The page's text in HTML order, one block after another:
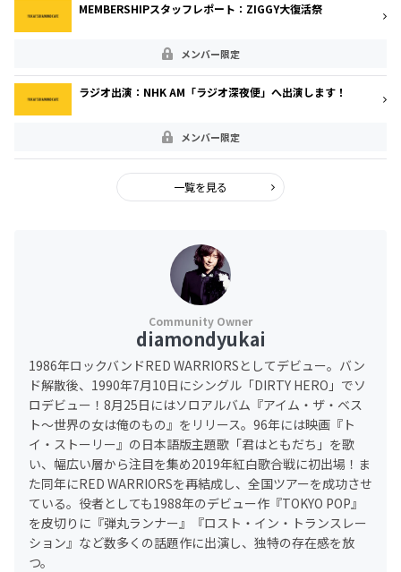
MEMBERSHIPスタッフレポート：ZIGGY大復活祭
メンバー限定
ラジオ出演：NHK AM「ラジオ深夜便」へ出演します！
メンバー限定
一覧を見る
diamondyukai
1986年ロックバンドRED WARRIORSとしてデビュー。バン
ド解散後、1990年7月10日にシングル「DIRTY HERO」でソ
ロデビュー！8月25日にはソロアルバム『アイム・ザ・ベス
ト～世界の女は俺のもの』をリリース。96年には映画『ト
イ・ストーリー』の日本語版主題歌「君はともだち」を歌
い、幅広い層から注目を集め2019年紅白歌合戦に初出場！ま
た同年にRED WARRIORSを再結成し、全国ツアーを成功させ
ている。役者としても1988年のデビュー作『TOKYO POP』
を皮切りに『弾丸ランナー』『ロスト・イン・トランスレー
ション』など数多くの話題作に出演し、独特の存在感を放
つ。